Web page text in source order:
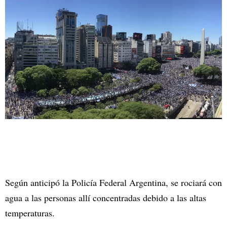
Según anticipó la Policía Federal Argentina, se rociará con
agua a las personas allí concentradas debido a las altas
temperaturas.